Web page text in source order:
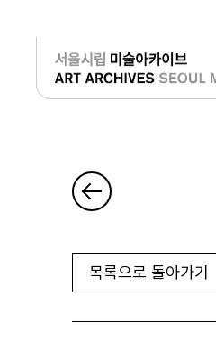
로그인
목록으로 돌아가기